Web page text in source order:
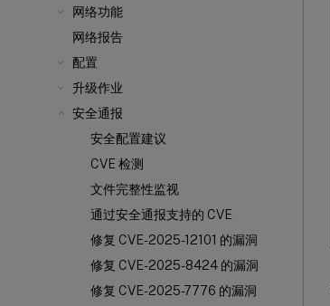
网络功能
网络报告
配置
升级作业
安全通报
安全配置建议
CVE 检测
文件完整性监视
通过安全通报支持的 CVE
修复 CVE-2025-12101 的漏洞
修复 CVE-2025-8424 的漏洞
修复 CVE-2025-7776 的漏洞